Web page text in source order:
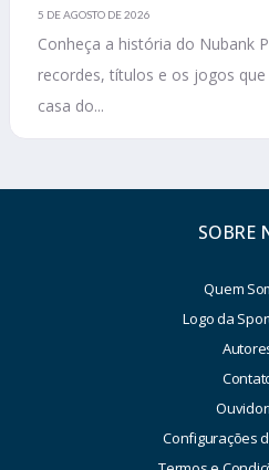
5 DE AGOSTO DE 2026
Conheça a história do Nubank
recordes, títulos e os jogos
casa do...
SOBRE
Quem
Logo da
Configurações